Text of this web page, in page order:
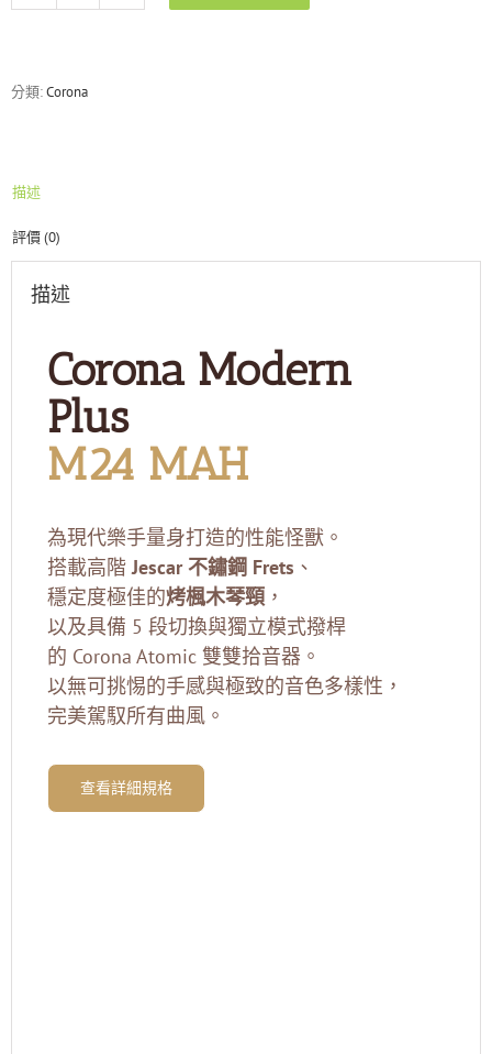
分類:Corona
描述
評價 (0)
描述
Corona Modern
Plus
M24 MAH
為現代樂手量身打造的性能怪獸。
搭載高階Jescar 不鏽鋼 Frets 、
穩定度極佳的烤楓木琴頸 ，
以及具備 5 段切換與獨立模式撥桿
的 Corona Atomic 雙雙拾音器。
以無可挑惕的手感與極致的音色多樣性，
完美駕馭所有曲風。
查看詳細規格